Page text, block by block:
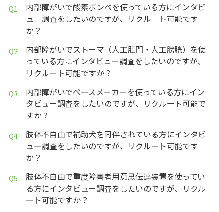
内部障がいで酸素ボンベを使っている方にインタビ
ュー調査をしたいのですが、リクルート可能です
か？
内部障がいでストーマ（人工肛門・人工膀胱）を使
っている方にインタビュー調査をしたいのですが、
リクルート可能ですか？
内部障がいでペースメーカーを使っている方にイン
タビュー調査をしたいのですが、リクルート可能で
すか？
肢体不自由で補助犬を同伴されている方にインタビ
ュー調査をしたいのですが、リクルート可能です
か？
肢体不自由で重度障害者用意思伝達装置を使ってい
る方にインタビュー調査をしたいのですが、リクル
ート可能ですか？